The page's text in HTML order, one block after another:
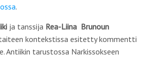
.
ja tanssija Rea-Liina Brunoun
kontekstissa esitetty kommentti
Antiikin tarustossa Narkissokseen